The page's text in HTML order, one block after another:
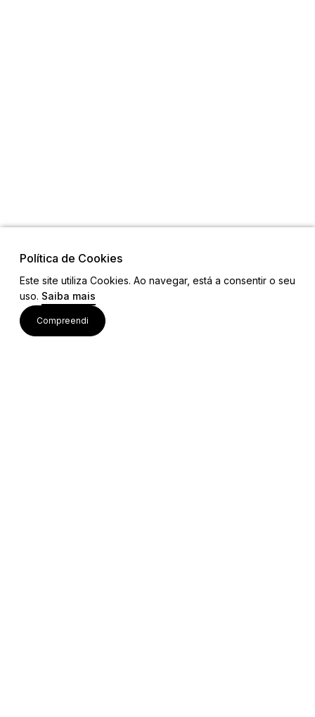
Política de Cookies
Este site utiliza Cookies. Ao navegar, está a consentir o seu
uso. Saiba mais
Compreendi
Links
Ligações Úteis
Contactos